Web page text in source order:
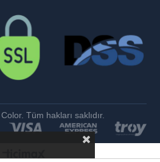
Tüm hakları saklıdır.